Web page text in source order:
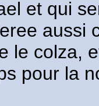
et qui
aussi
le colza,
pour la